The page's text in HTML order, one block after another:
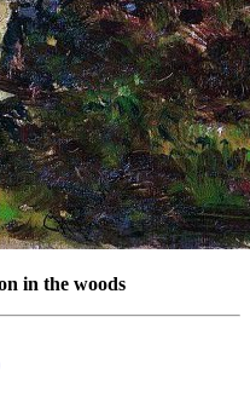
in the woods